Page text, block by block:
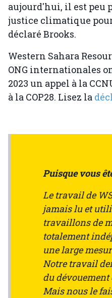
aujourd'hui, il est peu
justice climatique
déclaré Brooks.
Western Sahara
ONG internationales
2023 un appel à la
à la COP28. Lisez la
Puisque vous
Le travail de
jamais lu et
travaillons de
totalement
une large
Notre travail
du dévouement
Mais nous le